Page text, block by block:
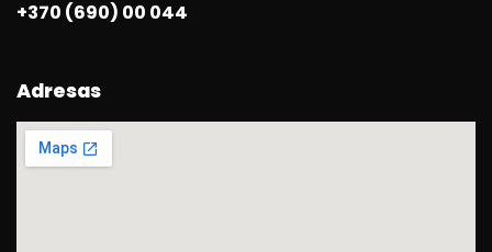
+370 (690) 00 044
Adresas